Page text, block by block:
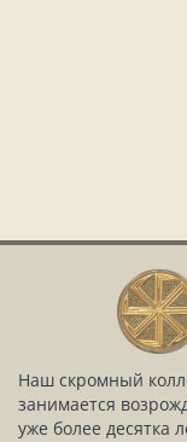
Наш скромный
занимается
уже более десятка